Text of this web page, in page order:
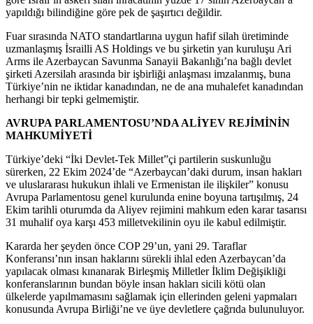
yapıldığı bilindiğine göre pek de şaşırtıcı değildir.
Fuar sırasında NATO standartlarına uygun hafif silah üretiminde
uzmanlaşmış İsrailli AS Holdings ve bu şirketin yan kuruluşu Ari
Arms ile Azerbaycan Savunma Sanayii Bakanlığı’na bağlı devlet
şirketi Azersilah arasında bir işbirliği anlaşması imzalanmış, buna
Türkiye’nin ne iktidar kanadından, ne de ana muhalefet kanadından
herhangi bir tepki gelmemiştir.
AVRUPA PARLAMENTOSU’NDA ALİYEV REJİMİNİN
MAHKUMİYETİ
Türkiye’deki “İki Devlet-Tek Millet”çi partilerin suskunluğu
sürerken, 22 Ekim 2024’de “Azerbaycan’daki durum, insan hakları
ve uluslararası hukukun ihlali ve Ermenistan ile ilişkiler” konusu
Avrupa Parlamentosu genel kurulunda enine boyuna tartışılmış, 24
Ekim tarihli oturumda da Aliyev rejimini mahkum eden karar tasarısı
31 muhalif oya karşı 453 milletvekilinin oyu ile kabul edilmiştir.
Kararda her şeyden önce COP 29’un, yani 29. Taraflar
Konferansı’nın insan haklarını sürekli ihlal eden Azerbaycan’da
yapılacak olması kınanarak Birleşmiş Milletler İklim Değişikliği
konferanslarının bundan böyle insan hakları sicili kötü olan
ülkelerde yapılmamasını sağlamak için ellerinden geleni yapmaları
konusunda Avrupa Birliği’ne ve üye devletlere çağrıda bulunuluyor.